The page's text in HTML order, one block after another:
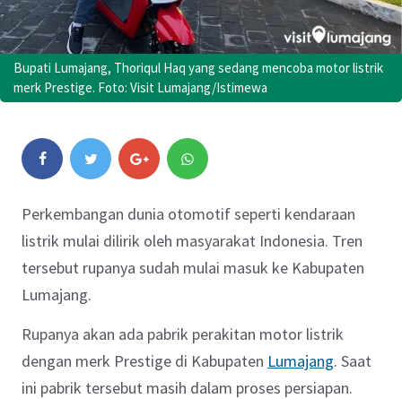
Bupati Lumajang, Thoriqul Haq yang sedang mencoba motor listrik
merk Prestige. Foto: Visit Lumajang/Istimewa
Perkembangan dunia otomotif seperti kendaraan
listrik mulai dilirik oleh masyarakat Indonesia. Tren
tersebut rupanya sudah mulai masuk ke Kabupaten
Lumajang.
Rupanya akan ada pabrik perakitan motor listrik
dengan merk Prestige di Kabupaten Lumajang. Saat
ini pabrik tersebut masih dalam proses persiapan.